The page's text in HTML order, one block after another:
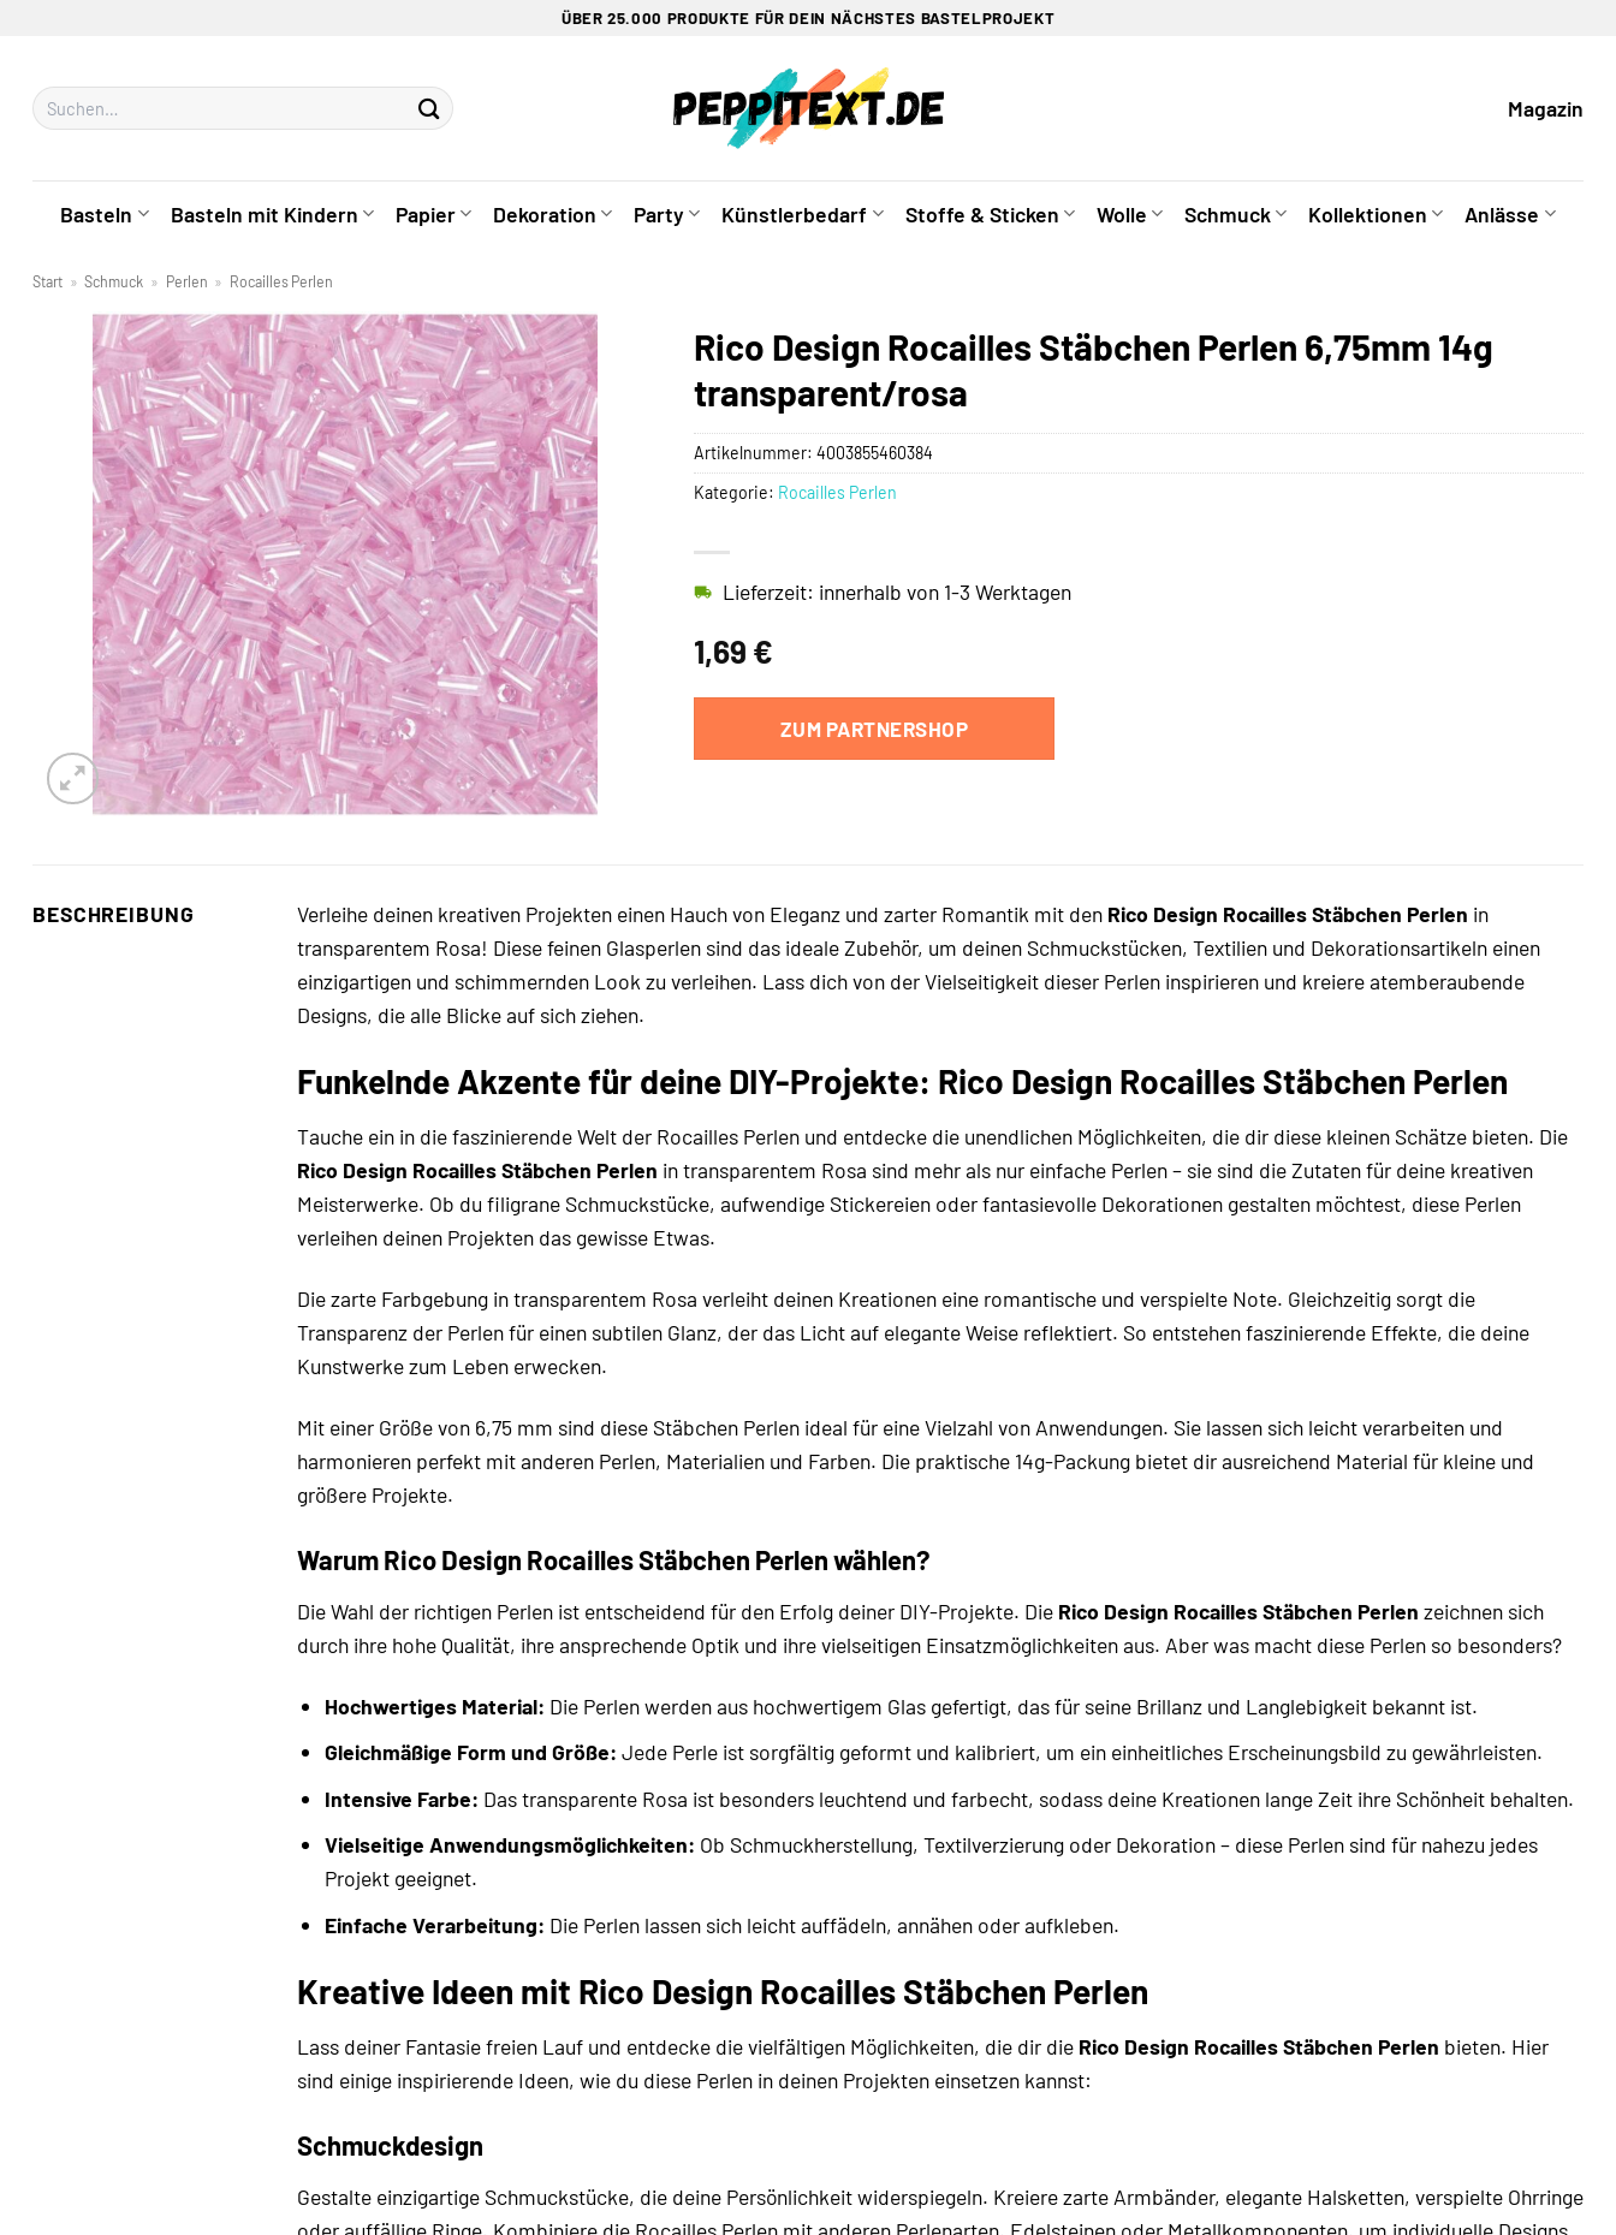
springen
ÜBER 25.000 PRODUKTE FÜR DEIN NÄCHSTES BASTELPROJEKT
Suchen
nach:
Magazin
Basteln Basteln mit Kindern Papier Dekoration Party Künstlerbedarf Stoffe & Sticken Wolle Schmuck Kollektionen Anlässe
Start » Schmuck » Perlen » Rocailles Perlen
Rico Design Rocailles Stäbchen Perlen 6,75mm 14g
transparent/rosa
1,69 €
Lieferzeit: innerhalb von 1-3 Werktagen
ZUM PARTNERSHOP
Artikelnummer: 4003855460384
Kategorie: Rocailles Perlen
BESCHREIBUNG Verleihe deinen kreativen Projekten einen Hauch von Eleganz und zarter Romantik mit den Rico Design Rocailles Stäbchen Perlen in
transparentem Rosa! Diese feinen Glasperlen sind das ideale Zubehör, um deinen Schmuckstücken, Textilien und Dekorationsartikeln einen
einzigartigen und schimmernden Look zu verleihen. Lass dich von der Vielseitigkeit dieser Perlen inspirieren und kreiere atemberaubende
Designs, die alle Blicke auf sich ziehen.
Funkelnde Akzente für deine DIY-Projekte: Rico Design Rocailles Stäbchen Perlen
Tauche ein in die faszinierende Welt der Rocailles Perlen und entdecke die unendlichen Möglichkeiten, die dir diese kleinen Schätze bieten. Die
Rico Design Rocailles Stäbchen Perlen in transparentem Rosa sind mehr als nur einfache Perlen – sie sind die Zutaten für deine kreativen
Meisterwerke. Ob du filigrane Schmuckstücke, aufwendige Stickereien oder fantasievolle Dekorationen gestalten möchtest, diese Perlen
verleihen deinen Projekten das gewisse Etwas.
Die zarte Farbgebung in transparentem Rosa verleiht deinen Kreationen eine romantische und verspielte Note. Gleichzeitig sorgt die
Transparenz der Perlen für einen subtilen Glanz, der das Licht auf elegante Weise reflektiert. So entstehen faszinierende Effekte, die deine
Kunstwerke zum Leben erwecken.
Mit einer Größe von 6,75 mm sind diese Stäbchen Perlen ideal für eine Vielzahl von Anwendungen. Sie lassen sich leicht verarbeiten und
harmonieren perfekt mit anderen Perlen, Materialien und Farben. Die praktische 14g-Packung bietet dir ausreichend Material für kleine und
größere Projekte.
Warum Rico Design Rocailles Stäbchen Perlen wählen?
Die Wahl der richtigen Perlen ist entscheidend für den Erfolg deiner DIY-Projekte. Die Rico Design Rocailles Stäbchen Perlen zeichnen sich
durch ihre hohe Qualität, ihre ansprechende Optik und ihre vielseitigen Einsatzmöglichkeiten aus. Aber was macht diese Perlen so besonders?
Hochwertiges Material: Die Perlen werden aus hochwertigem Glas gefertigt, das für seine Brillanz und Langlebigkeit bekannt ist.
Gleichmäßige Form und Größe: Jede Perle ist sorgfältig geformt und kalibriert, um ein einheitliches Erscheinungsbild zu gewährleisten.
Intensive Farbe: Das transparente Rosa ist besonders leuchtend und farbecht, sodass deine Kreationen lange Zeit ihre Schönheit behalten.
Vielseitige Anwendungsmöglichkeiten: Ob Schmuckherstellung, Textilverzierung oder Dekoration – diese Perlen sind für nahezu jedes
Projekt geeignet.
Einfache Verarbeitung: Die Perlen lassen sich leicht auffädeln, annähen oder aufkleben.
Kreative Ideen mit Rico Design Rocailles Stäbchen Perlen
Lass deiner Fantasie freien Lauf und entdecke die vielfältigen Möglichkeiten, die dir die Rico Design Rocailles Stäbchen Perlen bieten. Hier
sind einige inspirierende Ideen, wie du diese Perlen in deinen Projekten einsetzen kannst:
Schmuckdesign
Gestalte einzigartige Schmuckstücke, die deine Persönlichkeit widerspiegeln. Kreiere zarte Armbänder, elegante Halsketten, verspielte Ohrringe